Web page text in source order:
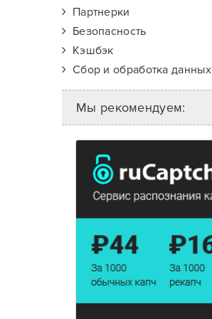
Партнерки
Безопасность
Кэшбэк
Сбор и обработка данных
Мы рекомендуем: